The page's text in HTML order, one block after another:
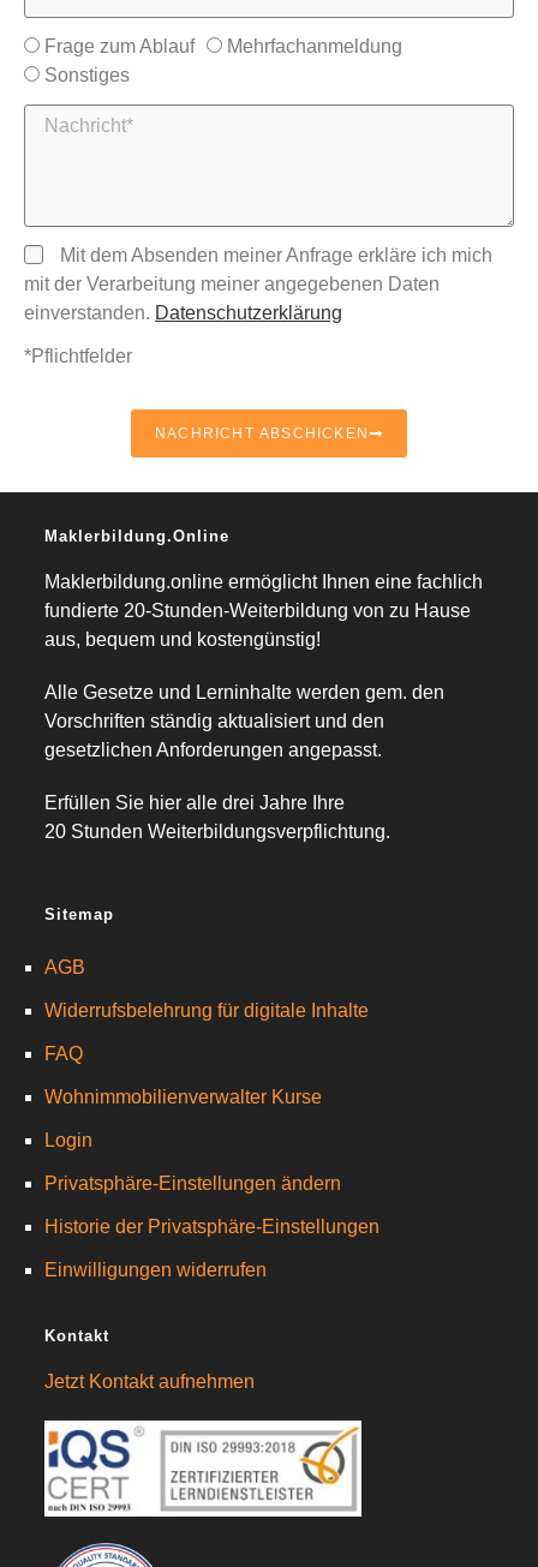
Frage zum Ablauf
Mehrfachanmeldung
Sonstiges
Mit dem Absenden meiner Anfrage erkläre ich mich
mit der Verarbeitung meiner angegebenen Daten
einverstanden. Datenschutzerklärung
*Pflichtfelder
NACHRICHT ABSCHICKEN
Maklerbildung.online
Maklerbildung.online ermöglicht Ihnen eine fachlich
fundierte 20-Stunden-Weiterbildung von zu Hause
aus, bequem und kostengünstig!
Alle Gesetze und Lerninhalte werden gem. den
Vorschriften ständig aktualisiert und den
gesetzlichen Anforderungen angepasst.
Erfüllen Sie hier alle drei Jahre Ihre
20 Stunden Weiterbildungsverpflichtung.
Sitemap
AGB
Widerrufsbelehrung für digitale Inhalte
FAQ
Wohnimmobilienverwalter Kurse
Login
Privatsphäre-Einstellungen ändern
Historie der Privatsphäre-Einstellungen
Einwilligungen widerrufen
Kontakt
Jetzt Kontakt aufnehmen